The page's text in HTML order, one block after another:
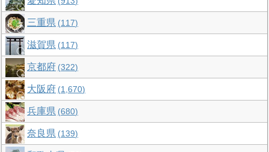
三重県 117
滋賀県 117
京都府 322
大阪府 1,670
兵庫県 680
奈良県 139